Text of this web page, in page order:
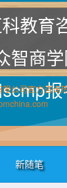
教育
商学
公司官方咨询
新随笔